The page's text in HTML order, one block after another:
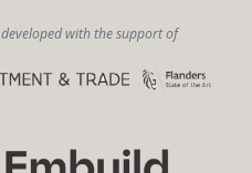
developed with the support of